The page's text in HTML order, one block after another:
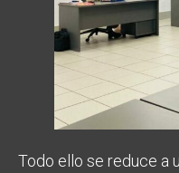
Todo ello se reduce a